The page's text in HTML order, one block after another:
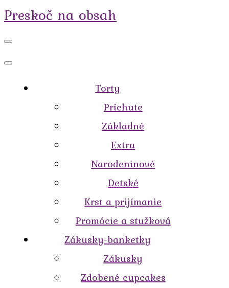
Preskoč na obsah
Torty
Príchute
Základné
Extra
Narodeninové
Detské
Krst a prijímanie
Promócie a stužková
Zákusky-banketky
Zákusky
Zdobené cupcakes